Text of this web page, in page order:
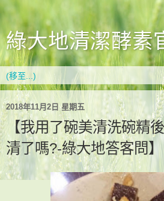
綠大地清潔酵素
2018年11月2日 星期五
【我用了碗美清洗碗精
清了嗎?-綠大地答客問】